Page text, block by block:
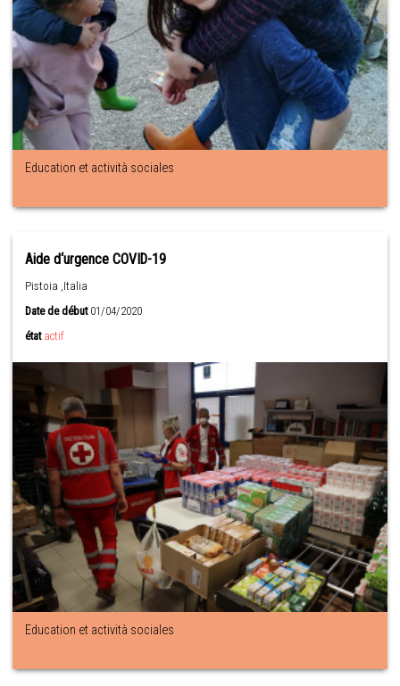
Education et actività sociales
Aide d‘urgence COVID-19
Pistoia ,Italia
Date de début01/04/2020
état actif
Education et actività sociales